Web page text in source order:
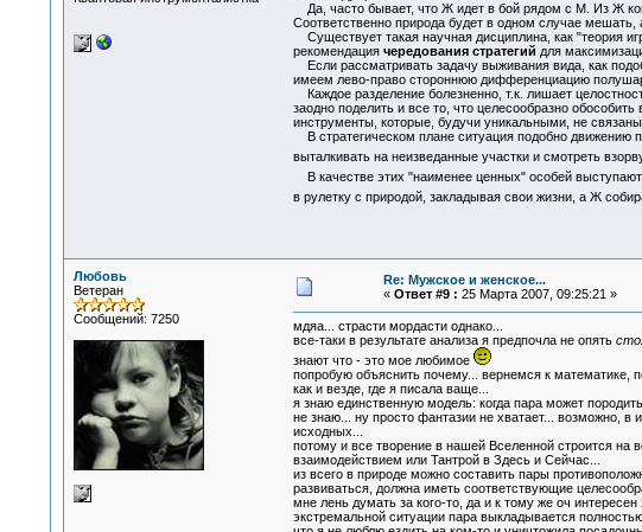
Да, часто бывает, что Ж идет в бой рядом с М. Из Ж
Соответственно природа будет в одном случае мешать,
Существует такая научная дисциплина, как "теория
рекомендация чередования стратегий для
Если рассматривать задачу выживания вида, как
имеем лево-право стороннюю дифференциацию
Каждое разделение болезненно, т.к. лишает
заодно поделить и все то, что целесообразно
инструменты, которые, будучи уникальными, не
В стратегическом плане ситуация подобно движению
выталкивать на неизведанные участки и смотреть
В качестве этих "наименее ценных" особей
в рулетку с природой, закладывая свои жизни, а Ж
Любовь
Ветеран
Сообщений: 7250
Re: Мужское и женское...
« Ответ #9 : 25 Марта 2007, 09:25:21 »
мдяа... страсти мордасти однако...
все-таки в результате анализа я предпочла не опять
знают что - это мое любимое
попробую объяснить почему... вернемся к математике,
как и везде, где я писала ваще...
я знаю единственную модель: когда пара может
не знаю... ну просто фантазии не хватает... возможно,
исходных...
потому и все творение в нашей Вселенной строится на
взаимодействием или Тантрой в Здесь и Сейчас...
из всего в природе можно составить пары
развиваться, должна иметь соответствующие
мне лень думать за кого-то, да и к тому же оч
экстремальной ситуации пара выкладывается